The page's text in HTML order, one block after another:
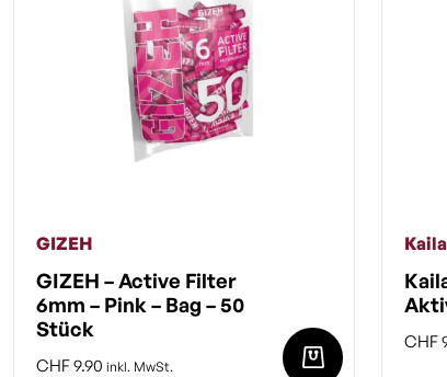
GIZEH
GIZEH – Active Filter
6mm – Pink – Bag – 50
Stück
CHF9.90 inkl. MwSt.
CHF